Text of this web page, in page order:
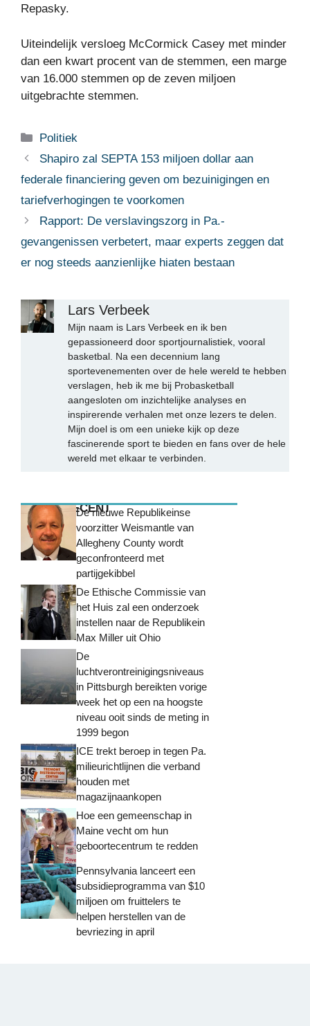
Repasky.
Uiteindelijk versloeg McCormick Casey met minder
dan een kwart procent van de stemmen, een marge
van 16.000 stemmen op de zeven miljoen
uitgebrachte stemmen.
Categorieën
Politiek
Shapiro zal SEPTA 153 miljoen dollar aan
federale financiering geven om bezuinigingen en
tariefverhogingen te voorkomen
Rapport: De verslavingszorg in Pa.-
gevangenissen verbetert, maar experts zeggen dat
er nog steeds aanzienlijke hiaten bestaan
Lars Verbeek
Mijn naam is Lars Verbeek en ik ben
gepassioneerd door sportjournalistiek, vooral
basketbal. Na een decennium lang
sportevenementen over de hele wereld te hebben
verslagen, heb ik me bij Probasketball
aangesloten om inzichtelijke analyses en
inspirerende verhalen met onze lezers te delen.
Mijn doel is om een unieke kijk op deze
fascinerende sport te bieden en fans over de hele
wereld met elkaar te verbinden.
MEEST RECENTDe nieuwe Republikeinse
voorzitter Weismantle van
Allegheny County wordt
geconfronteerd met
partijgekibbel
De Ethische Commissie van
het Huis zal een onderzoek
instellen naar de Republikein
Max Miller uit Ohio
De
luchtverontreinigingsniveaus
in Pittsburgh bereikten vorige
week het op een na hoogste
niveau ooit sinds de meting in
1999 begon
ICE trekt beroep in tegen Pa.
milieurichtlijnen die verband
houden met
magazijnaankopen
Hoe een gemeenschap in
Maine vecht om hun
geboortecentrum te redden
Pennsylvania lanceert een
subsidieprogramma van $10
miljoen om fruittelers te
helpen herstellen van de
bevriezing in april